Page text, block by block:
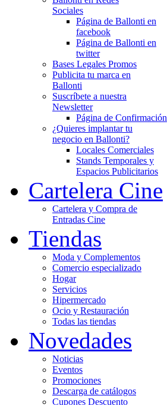
Sociales
Página de Ballonti en
facebook
Página de Ballonti en
twitter
Bases Legales Promos
Publicita tu marca en
Ballonti
Suscríbete a nuestra
Newsletter
Página de Confirmación
¿Quieres implantar tu
negocio en Ballonti?
Locales Comerciales
Stands Temporales y
Espacios Publicitarios
Cartelera Cine
Cartelera y Compra de
Entradas Cine
Tiendas
Moda y Complementos
Comercio especializado
Hogar
Servicios
Hipermercado
Ocio y Restauración
Todas las tiendas
Novedades
Noticias
Eventos
Promociones
Descarga de catálogos
Cupones Descuento